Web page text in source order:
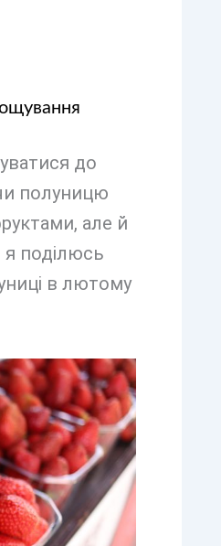
до
полуницю
але й
я поділюсь
в лютому